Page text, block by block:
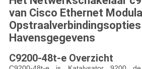
van Cisco Ethernet
Opstraalverbindingsopties
Havensgegevens
C9200-48t-e Overzicht